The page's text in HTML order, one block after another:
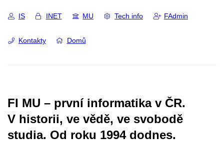
IS INET MU Tech info FAdmin
Kontakty Domů
FI MU – první informatika v ČR.
V historii, ve vědě, ve svobodě
studia. Od roku 1994 dodnes.